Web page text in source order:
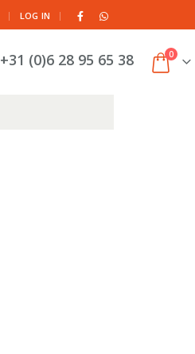
LOG IN |
+31 (0)6 28 95 65 38 0